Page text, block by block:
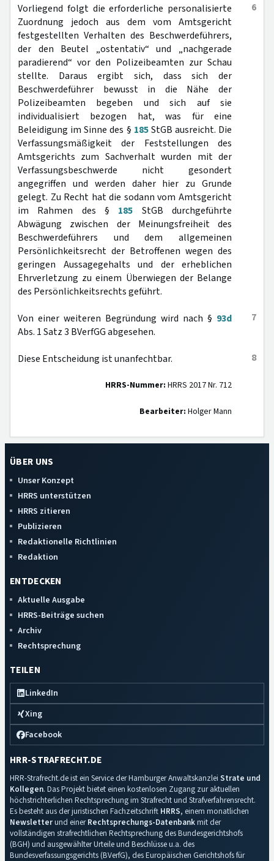
6
Vorliegend folgt die erforderliche personalisierte
Zuordnung jedoch aus dem vom Amtsgericht
festgestellten Verhalten des Beschwerdeführers,
der den Beutel „ostentativ“ und „nachgerade
paradierend“ vor den Polizeibeamten zur Schau
stellte. Daraus ergibt sich, dass sich der
Beschwerdeführer bewusst in die Nähe der
Polizeibeamten begeben und sich auf sie
individualisiert bezogen hat, was für eine
Beleidigung im Sinne des § 185StGB ausreicht. Die
Verfassungsmäßigkeit der Feststellungen des
Amtsgerichts zum Sachverhalt wurden mit der
Verfassungsbeschwerde nicht gesondert
angegriffen und werden daher hier zu Grunde
gelegt. Zu Recht hat die sodann vom Amtsgericht
im Rahmen des § 185 StGB durchgeführte
Abwägung zwischen der Meinungsfreiheit des
Beschwerdeführers und dem allgemeinen
Persönlichkeitsrecht der Betroffenen wegen des
geringen Aussagegehalts und der erheblichen
Ehrverletzung zu einem Überwiegen der Belange
des Persönlichkeitsrechts geführt.
7
Von einer weiteren Begründung wird nach § 93d
Abs. 1 Satz 3 BVerfGG abgesehen.
8
Diese Entscheidung ist unanfechtbar.
HRRS-Nummer: HRRS 2017 Nr. 712
Bearbeiter: Holger Mann
ÜBER UNS
Unser Konzept
HRRS unterstützen
HRRS zitieren
Publizieren
Redaktionelle Richtlinien
Redaktion
ENTDECKEN
Aktuelle Ausgabe
HRRS-Beiträge suchen
Archiv
Rechtsprechung
TEILEN
LinkedIn
Xing
Facebook
HRR-STRAFRECHT.DE
HRR-Strafrecht.de ist ein Service der Hamburger Anwaltskanzlei Strate und
Kollegen. Das Projekt bietet einen kostenlosen Zugang zur aktuellen
höchstrichterlichen Rechtsprechung im Strafrecht und Strafverfahrensrecht.
Es besteht aus der juristischen Fachzeitschrift HRRS, einem monatlichen
Newsletterund einerRechtsprechungs-Datenbankmit der
vollständigen strafrechtlichen Rechtsprechung des Bundesgerichtshofs
(BGH) und ausgewählter Urteile und Beschlüsse u.a. des
Bundesverfassungsgerichts (BVerfG), des Europäischen Gerichtshofs für